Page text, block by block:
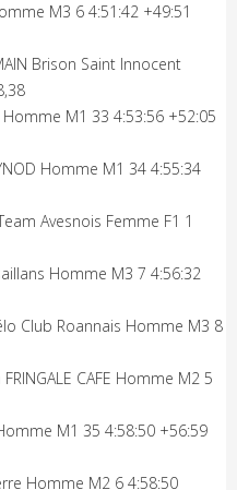
M3 6 4:51:42 +49:51
Brison Saint Innocent
Homme M1 33 4:53:56 +52:05
Homme M1 34 4:55:34
Avesnois Femme F1 1
Homme M3 7 4:56:32
Club Roannais Homme M3 8
CAFE Homme M2 5
M1 35 4:58:50 +56:59
Homme M2 6 4:58:50